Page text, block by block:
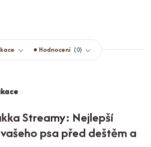
Hodnocení 0
Streamy: Nejlepší
psa před deštěm a